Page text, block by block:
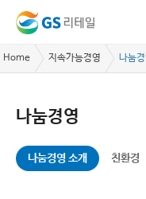
Home 지속가능경영 나눔
나눔경영
나눔경영 소개 친환경